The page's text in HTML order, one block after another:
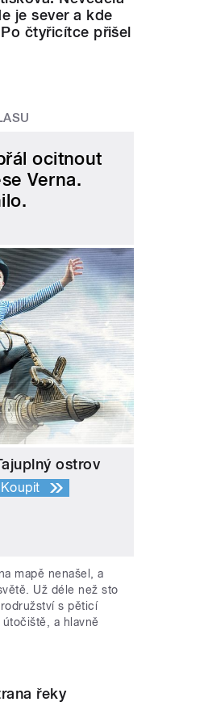
je sever a kde
čtyřicítce přišel
ocitnout
Verna.
ostrov
Koupit
mapě nenašel, a
Už déle než sto
s pěticí
a hlavně
řeky